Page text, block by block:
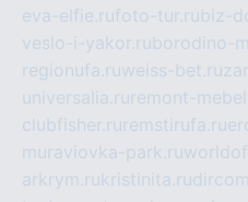
eva-elfie.rufoto-tur.rubiz-
veslo-i-yakor.ruborodino-
regionufa.ruweiss-bet.ru
universalia.ru remont-
clubfisher.ru remstirufa.ru
muraviovka-park.ru
arkrym.rukristinita.ru